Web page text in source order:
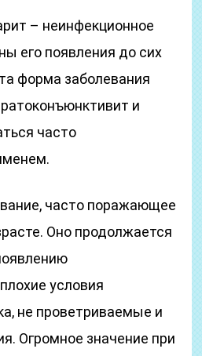
– неинфекционное
его появления до сих
форма заболевания
и
часто
часто поражающее
Оно продолжается
условия
не проветриваемые и
Огромное значение при